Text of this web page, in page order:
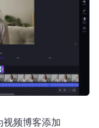
频博客添加